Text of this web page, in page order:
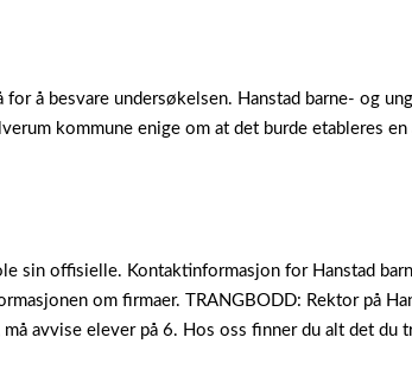
å besvare undersøkelsen. Hanstad barne- og
kommune enige om at det burde etableres
sin offisielle. Kontaktinformasjon for Hanstad
om firmaer. TRANGBODD: Rektor på
avvise elever på 6. Hos oss finner du alt det du